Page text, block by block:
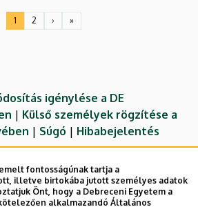
Jelenlegi
1
Oldal
2
Következő
›
Utolsó
»
igénylése a DE
| Külső személyek rögzítése a
| Súgó | Hibabejelentés
fontosságúnak tartja a
illetve birtokába jutott személyes adatok
Önt, hogy a Debreceni Egyetem a
kötelezően alkalmazandó Általános